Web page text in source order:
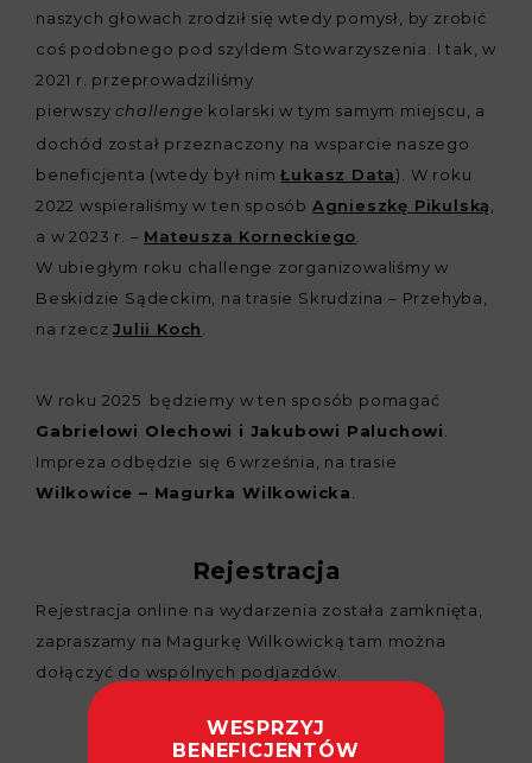
naszych głowach zrodził się wtedy pomysł, by zrobić
coś podobnego pod szyldem Stowarzyszenia. I tak, w
2021 r. przeprowadziliśmy
pierwszychallenge kolarski w tym samym miejscu, a
dochód został przeznaczony na wsparcie naszego
beneficjenta (wtedy był nimŁukasz Data). W roku
2022 wspieraliśmy w ten sposób Agnieszkę Pikulską
a w 2023 r. – Mateusza Korneckiego
W ubiegłym roku challenge zorganizowaliśmy w
Beskidzie Sądeckim, na trasie Skrudzina – Przehyba,
na rzeczJulii Koch
W roku 2025 będziemy w ten sposób pomagać
Gabrielowi Olechowi i Jakubowi Paluchowi
Impreza odbędzie się 6 września, na trasie
Wilkowice – Magurka Wilkowicka
Rejestracja
Rejestracja online na wydarzenia została zamknięta,
zapraszamy na Magurkę Wilkowicką tam można
dołączyć do wspólnych podjazdów.
WESPRZYJ
BENEFICJENTÓW